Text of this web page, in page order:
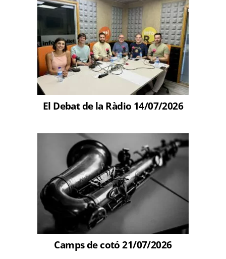
El Debat de la Ràdio 14/07/2026
Camps de cotó 21/07/2026